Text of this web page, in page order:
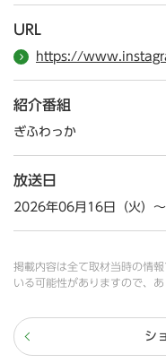
URL
https://
紹介番組
ぎふわっか
放送日
2026年06月16日（火）
掲載内容は全て取材当時の情
いる可能性がありますので、
シ